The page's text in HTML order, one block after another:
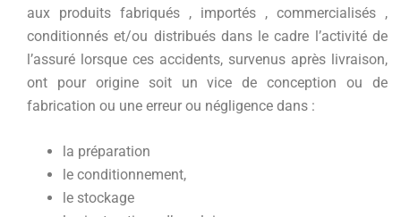
aux produits fabriqués , importés , commercialisés ,
conditionnés et/ou distribués dans le cadre l’activité de
l’assuré lorsque ces accidents, survenus après livraison,
ont pour origine soit un vice de conception ou de
fabrication ou une erreur ou négligence dans :
la préparation
le conditionnement,
le stockage